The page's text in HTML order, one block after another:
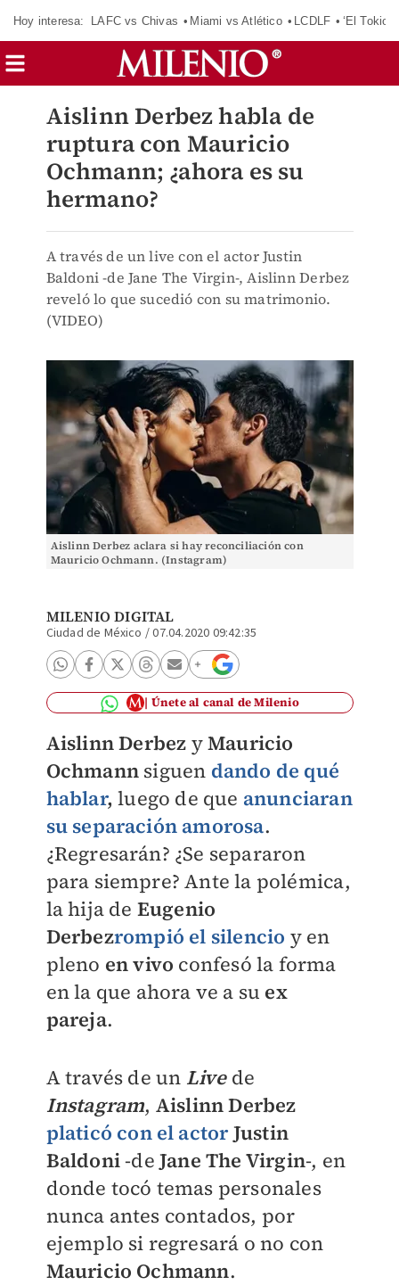
Hoy interesa: LAFC vs Chivas Miami vs Atlético LCDLF ‘El Tokio’
Aislinn Derbez habla de
ruptura con Mauricio
Ochmann; ¿ahora es su
hermano?
A través de un live con el actor Justin
Baldoni -de Jane The Virgin-, Aislinn Derbez
reveló lo que sucedió con su matrimonio.
(VIDEO)
Aislinn Derbez aclara si hay reconciliación con
Mauricio Ochmann. (Instagram)
MILENIO DIGITAL
Ciudad de México /07.04.2020 09:42:35
Únete al canal de Milenio
Aislinn Derbez yMauricio
Ochmann siguen dando de qué
hablar, luego de que anunciaran
su separación amorosa.
¿Regresarán? ¿Se separaron
para siempre? Ante la polémica,
la hija de Eugenio
Derbezrompió el silencio y en
pleno en vivo confesó la forma
en la que ahora ve a su ex
pareja.
A través de un Livede
Instagram, Aislinn Derbez
platicó con el actorJustin
Baldoni-de Jane The Virgin-, en
donde tocó temas personales
nunca antes contados, por
ejemplo si regresará o no con
Mauricio Ochmann.